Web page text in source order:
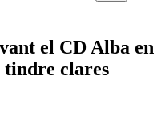
el CD Alba en
clares